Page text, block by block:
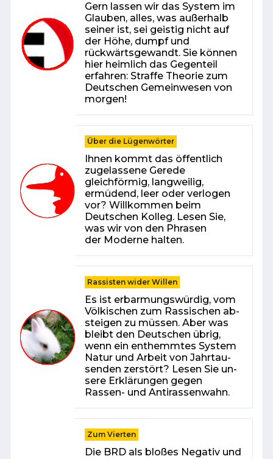
Gern lassen wir das Sys­tem im
Glauben, alles, was außerhalb
seiner ist, sei geistig nicht auf
der Höhe, dumpf und
rückwärtsgewandt. Sie können
hier heimlich das Gegenteil
erfahren: Straffe Theorie zum
Deutschen Gemein­wesen von
morgen!
Über die Lügenwörter
Ihnen kommt das öffentlich
zugelassene Gerede
gleichförmig, langweilig,
ermüdend, leer oder verlogen
vor? Willkommen beim
Deutschen Kolleg. Lesen Sie,
was wir von den Phrasen
der Moderne halten.
Rassisten wider Willen
Es ist er­bar­mungs­wür­dig, vom
Völ­ki­schen zum Ras­si­schen ab­
stei­gen zu müs­sen. Aber was
bleibt den Deut­schen üb­rig,
wenn ein ent­hemm­tes Sys­tem
Na­tur und Ar­beit von Jahr­tau­
sen­den zer­stört? Le­sen Sie un­
se­re Er­klä­run­gen ge­gen
Rassen- und An­ti­ras­sen­wahn.
Zum Vierten
Die BRD als bloßes Negativ und